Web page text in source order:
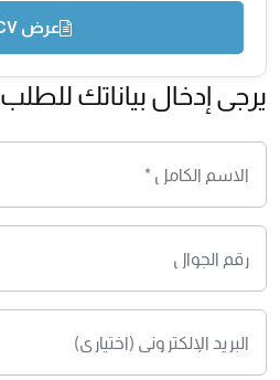
عرض CV
يرجى إدخال بياناتك للطلب